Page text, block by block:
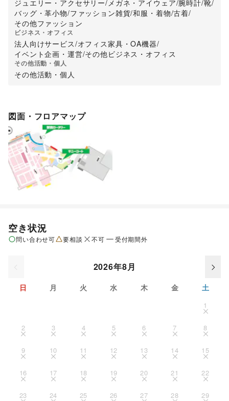
ジュエリー・アクセサリー/メガネ・アイウェア/腕時計/靴/
バッグ・革小物/ファッション雑貨/和服・着物/古着/
その他ファッション
ビジネス・オフィス
法人向けサービス/オフィス家具・OA機器/
イベント企画・運営/その他ビジネス・オフィス
その他活動・個人
その他活動・個人
図面・フロアマップ
空き状況
問い合わせ可 要相談 不可 受付期間外
2026年8月
日 月 火 水 木 金 土
1
2 3 4 5 6 7 8
9 10 11 12 13 14 15
16 17 18 19 20 21 22
23 24 25 26 27 28 29